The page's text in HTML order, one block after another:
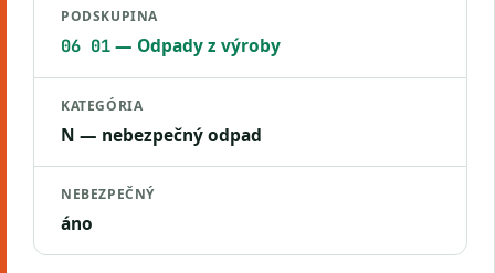
PODSKUPINA
06 01— Odpady z výroby
KATEGÓRIA
N — nebezpečný odpad
NEBEZPEČNÝ
áno